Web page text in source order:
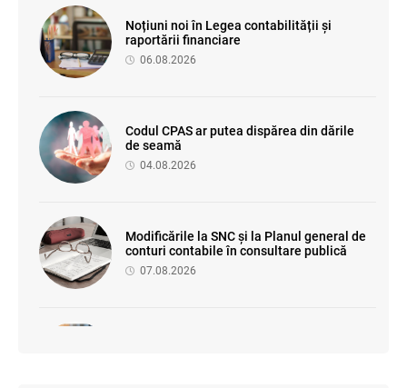
Noțiuni noi în Legea contabilității și
raportării financiare
06.08.2026
Codul CPAS ar putea dispărea din dările
de seamă
04.08.2026
Modificările la SNC și la Planul general de
conturi contabile în consultare publică
07.08.2026